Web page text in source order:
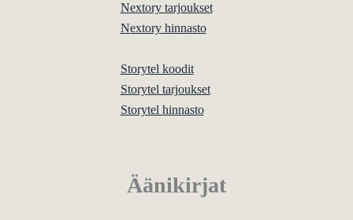
Nextory tarjoukset
Nextory hinnasto
Storytel koodit
Storytel tarjoukset
Storytel hinnasto
Äänikirjat